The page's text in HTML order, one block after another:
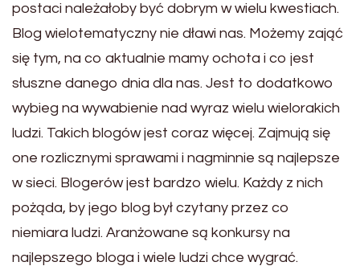
postaci należałoby być dobrym w wielu kwestiach.
Blog wielotematyczny nie dławi nas. Możemy zająć
się tym, na co aktualnie mamy ochota i co jest
słuszne danego dnia dla nas. Jest to dodatkowo
wybieg na wywabienie nad wyraz wielu wielorakich
ludzi. Takich blogów jest coraz więcej. Zajmują się
one rozlicznymi sprawami i nagminnie są najlepsze
w sieci. Blogerów jest bardzo wielu. Każdy z nich
pożąda, by jego blog był czytany przez co
niemiara ludzi. Aranżowane są konkursy na
najlepszego bloga i wiele ludzi chce wygrać.